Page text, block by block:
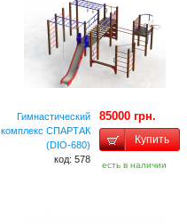
Гимнастический
комплекс СПАРТАК
(DIO-680)
код: 578
85000 грн.
Купить
есть в наличии